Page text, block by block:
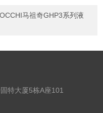
马祖奇GHP3系列液
特大厦5栋A座101